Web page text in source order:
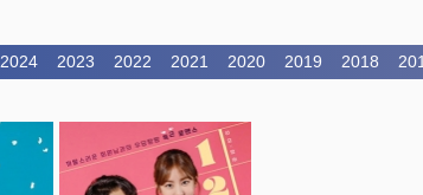
2024 2023 2022 2021 2020 2019 2018